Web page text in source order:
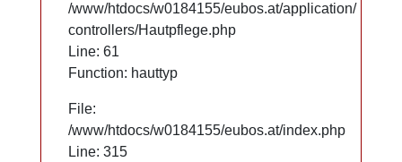
/www/htdocs/w0184155/eubos.at/application/
controllers/Hautpflege.php
Line: 61
Function: hauttyp
File:
/www/htdocs/w0184155/eubos.at/index.php
Line: 315
/www/htdocs/w0184155/eubos.at/application/
controllers/Hautpflege.php
Line: 61
Function: hauttyp
File:
/www/htdocs/w0184155/eubos.at/index.php
Line: 315